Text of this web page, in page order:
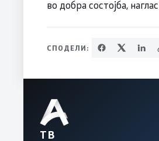
во добра состојба,
СПОДЕЛИ:
ТВ